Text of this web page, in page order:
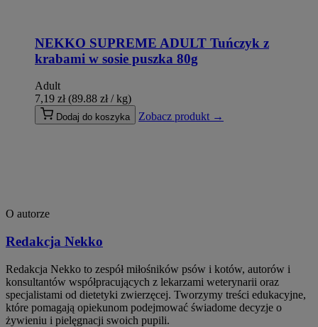
NEKKO SUPREME ADULT Tuńczyk z
krabami w sosie puszka 80g
Adult
7,19 zł (89.88 zł / kg)
Dodaj do koszyka Zobacz produkt →
O autorze
Redakcja Nekko
Redakcja Nekko to zespół miłośników psów i kotów, autorów i
konsultantów współpracujących z lekarzami weterynarii oraz
specjalistami od dietetyki zwierzęcej. Tworzymy treści edukacyjne,
które pomagają opiekunom podejmować świadome decyzje o
żywieniu i pielęgnacji swoich pupili.